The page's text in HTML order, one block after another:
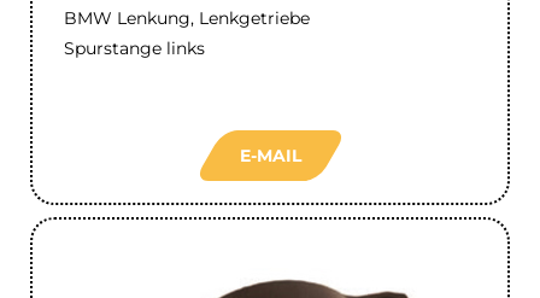
BMW Lenkung, Lenkgetriebe
Spurstange links
E-MAIL